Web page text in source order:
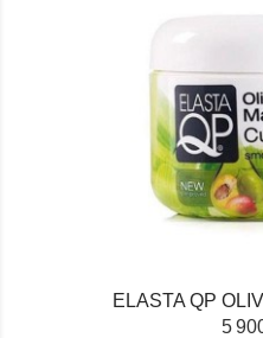
ELASTA QP
Prix
5